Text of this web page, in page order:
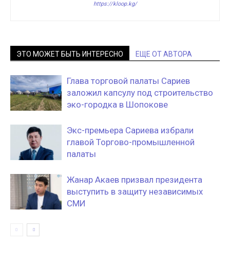
https://kloop.kg/
ЭТО МОЖЕТ БЫТЬ ИНТЕРЕСНО ЕЩЕ ОТ АВТОРА
Глава торговой палаты Сариев
заложил капсулу под строительство
эко-городка в Шопокове
Экс-премьера Сариева избрали
главой Торгово-промышленной
палаты
Жанар Акаев призвал президента
выступить в защиту независимых
СМИ